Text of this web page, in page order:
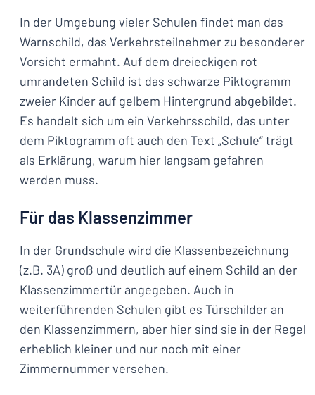
In der Umgebung vieler Schulen findet man das
Warnschild, das Verkehrsteilnehmer zu besonderer
Vorsicht ermahnt. Auf dem dreieckigen rot
umrandeten Schild ist das schwarze Piktogramm
zweier Kinder auf gelbem Hintergrund abgebildet.
Es handelt sich um ein Verkehrsschild, das unter
dem Piktogramm oft auch den Text „Schule“ trägt
als Erklärung, warum hier langsam gefahren
werden muss.
Für das Klassenzimmer
In der Grundschule wird die Klassenbezeichnung
(z.B. 3A) groß und deutlich auf einem Schild an der
Klassenzimmertür angegeben. Auch in
weiterführenden Schulen gibt es Türschilder an
den Klassenzimmern, aber hier sind sie in der Regel
erheblich kleiner und nur noch mit einer
Zimmernummer versehen.